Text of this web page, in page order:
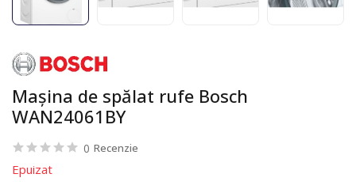
Maşina de spălat rufe Bosch
WAN24061BY
0 Recenzie
Epuizat